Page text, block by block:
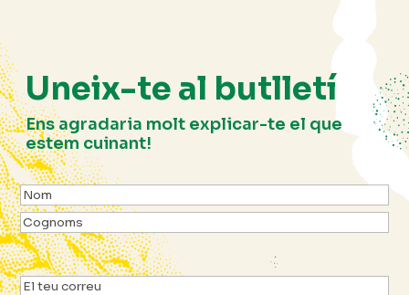
Uneix-te al butlletí
Ens agradaria molt explicar-te el que
estem cuinant!
Nom
Nom
Cognoms
Email(Obligatori)